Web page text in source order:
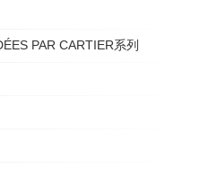
PAR CARTIER系列